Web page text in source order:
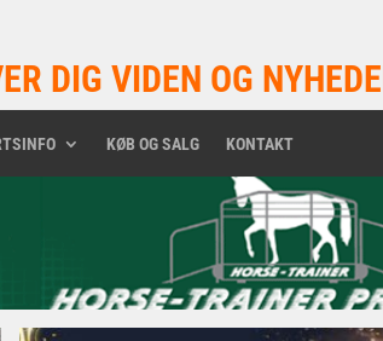
DIG VIDEN OG
KØB OG SALG KONTAKT